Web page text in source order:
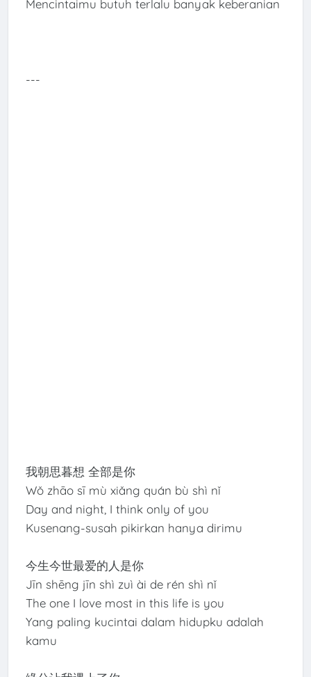
Mencintaimu butuh terlalu banyak keberanian
---
我朝思暮想 全部是你
Wǒ zhāo sī mù xiǎng quán bù shì nǐ
Day and night, I think only of you
Kusenang-susah pikirkan hanya dirimu
今生今世最爱的人是你
Jīn shēng jīn shì zuì ài de rén shì nǐ
The one I love most in this life is you
Yang paling kucintai dalam hidupku adalah
kamu